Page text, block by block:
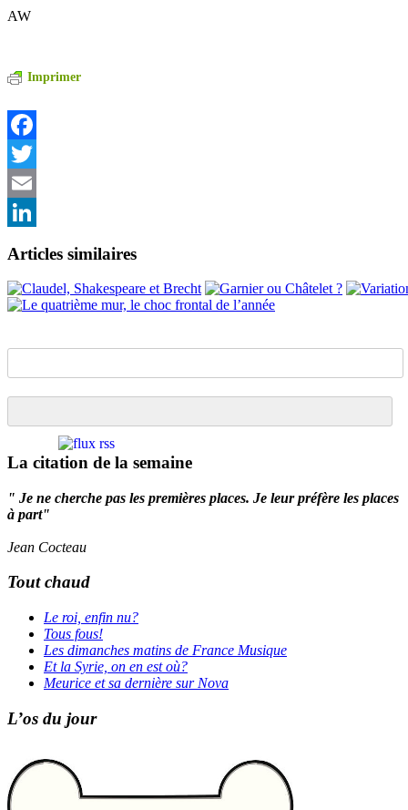
AW
Imprimer
Facebook
Twitter
Email
Articles similaires
La citation de la semaine
" Je ne cherche pas les premières places. Je leur préfère les places
à part"
Jean Cocteau
Tout chaud
Le roi, enfin nu?
Tous fous!
Les dimanches matins de France Musique
Et la Syrie, on en est où?
Meurice et sa dernière sur Nova
L’os du jour